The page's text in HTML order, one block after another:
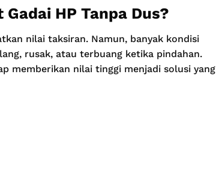
HP Tanpa Dus?
nilai taksiran. Namun, banyak kondisi
rusak, atau terbuang ketika pindahan.
memberikan nilai tinggi menjadi solusi yang